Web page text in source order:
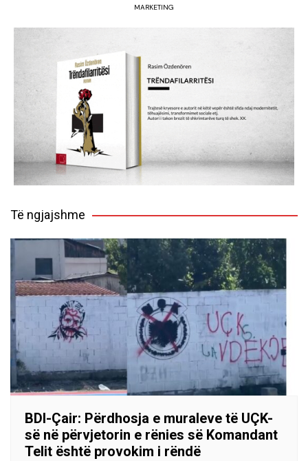
MARKETING
Të ngjajshme
BDI-Çair: Përdhosja e muraleve të UÇK-
së në përvjetorin e rënies së Komandant
Telit është provokim i rëndë